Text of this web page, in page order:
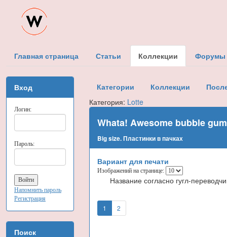
Главная страница Статьи Коллекции Форумы
Вход
Логин:
Пароль:
Напомнить пароль
Регистрация
Поиск
Категории Коллекции
Категория: Lotte
Whata! Awesome bubble
Big size. Пластинки в пачках
Вариант для печати
Изображений на странице:
Название согласно гугл-
1 2